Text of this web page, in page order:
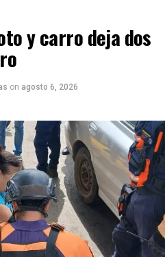
y carro deja dos
on agosto 6, 2026